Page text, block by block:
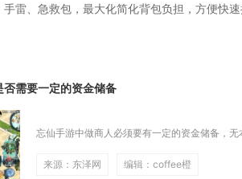
雷、急救包，最大化简化背包负担，方便快速
需要一定的资金储备
忘仙手游中做商人必须要有一定的资金储备，
来源：东泽网 编辑：coffee橙